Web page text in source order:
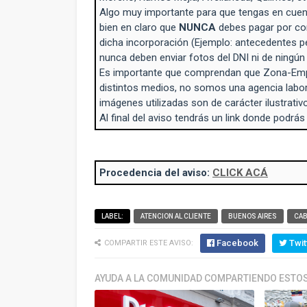
Algo muy importante para que tengas en
bien en claro que NUNCA debes pagar por
dicha incorporación (Ejemplo: antecedentes
nunca deben enviar fotos del DNI ni de
Es importante que comprendan que Zona-
distintos medios, no somos una agencia
imágenes utilizadas son de carácter
Al final del aviso tendrás un link donde
Procedencia del aviso: CLICK ACÁ
LABEL: ATENCION AL CLIENTE BUENOS AIRES
COMPARTIR ESTE AVISO: Facebook
AYUDA A LA COMUNIDAD COMPARTIENDO